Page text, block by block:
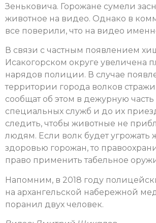
Зеньковича. Горожане сумели
животное на видео. Однако в
все поверили, что на видео
В связи с частным появлением
Исакогорском округе увеличена
нарядов полиции. В случае
территории города волков
сообщат об этом в дежурную
специальных служб и до их
следить, чтобы животные не
людям. Если волк будет угрожать
здоровью горожан, то
право применить табельное
Напомним, в 2018 году
на архангельской набережной
поранил двух человек.